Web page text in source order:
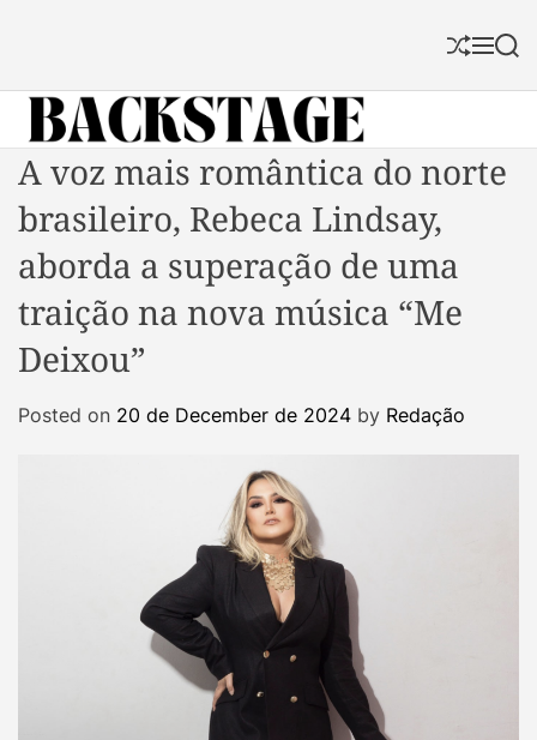
S
f
l
M S
c
h
B
a
c
s
t
g
A voz mais romântica do norte
brasileiro, Rebeca Lindsay,
aborda a superação de uma
traição na nova música “Me
Deixou”
Posted on 20 de December de 2024 by Redação